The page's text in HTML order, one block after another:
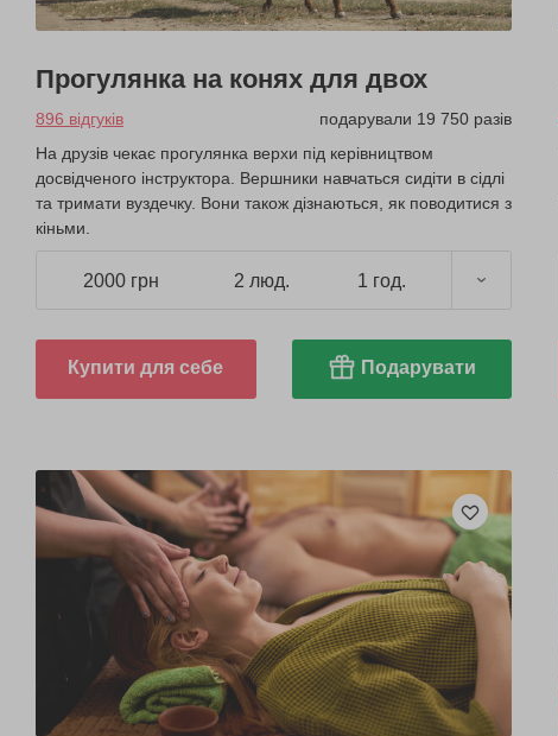
Прогулянка на конях для двох
896 відгуків
подарували 19 750 разів
На друзів чекає прогулянка верхи під керівництвом
досвідченого інструктора. Вершники навчаться сидіти в сідлі
та тримати вуздечку. Вони також дізнаються, як поводитися з
кіньми.
2000 грн 2 люд. 1 год.
Купити для себе Подарувати